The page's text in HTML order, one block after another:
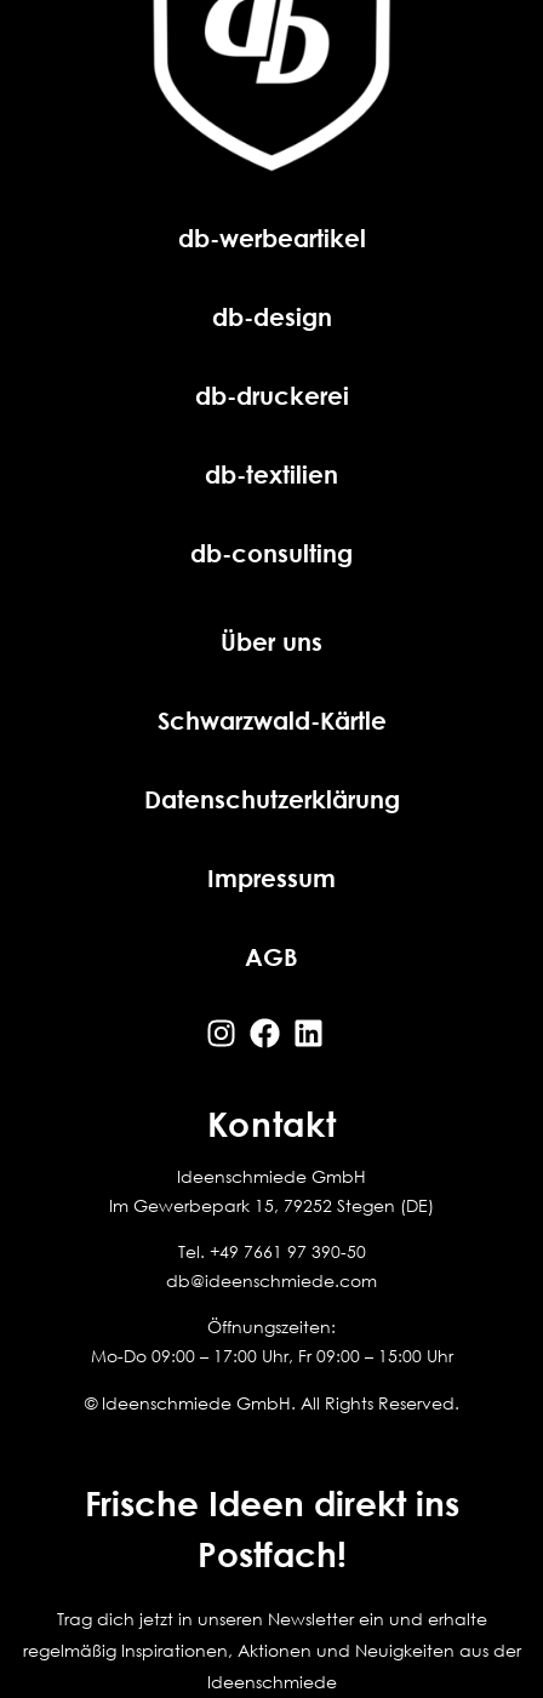
db-werbeartikel
db-design
db-druckerei
db-textilien
db-consulting
Über uns
Schwarzwald-Kärtle
Datenschutzerklärung
Impressum
AGB
Kontakt
Ideenschmiede GmbH
Im Gewerbepark 15, 79252 Stegen (DE)
Tel. +49 7661 97 390-50
db@ideenschmiede.com
Öffnungszeiten:
Mo-Do 09:00 – 17:00 Uhr, Fr 09:00 – 15:00 Uhr
© Ideenschmiede GmbH. All Rights Reserved.
Frische Ideen direkt ins
Postfach!
Trag dich jetzt in unseren Newsletter ein und erhalte
regelmäßig Inspirationen, Aktionen und Neuigkeiten aus der
Ideenschmiede